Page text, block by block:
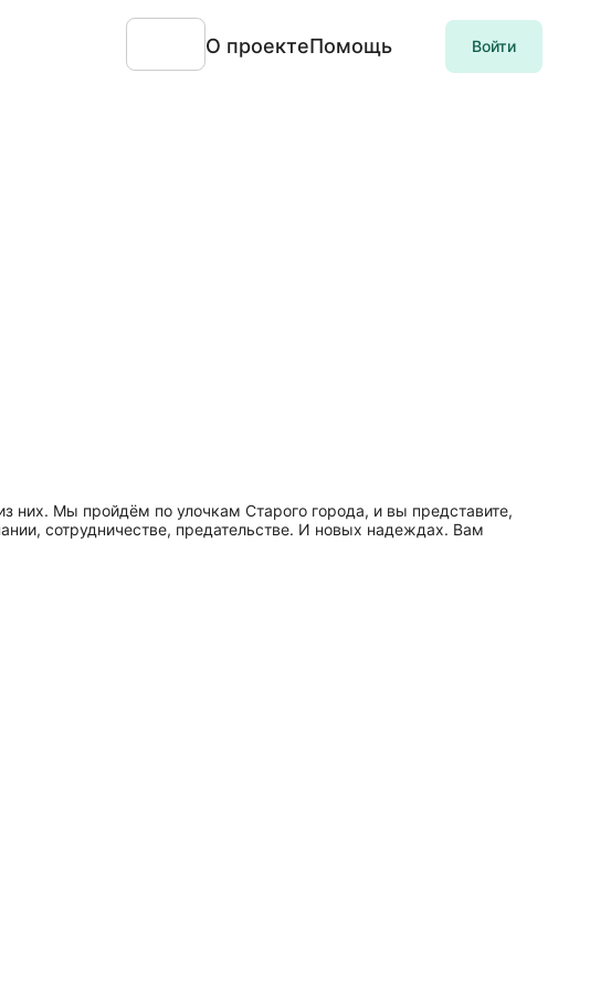
О проектеПомощь Войти
них. Мы пройдём по улочкам Старого города, и вы представите,
сотрудничестве, предательстве. И новых надеждах. Вам